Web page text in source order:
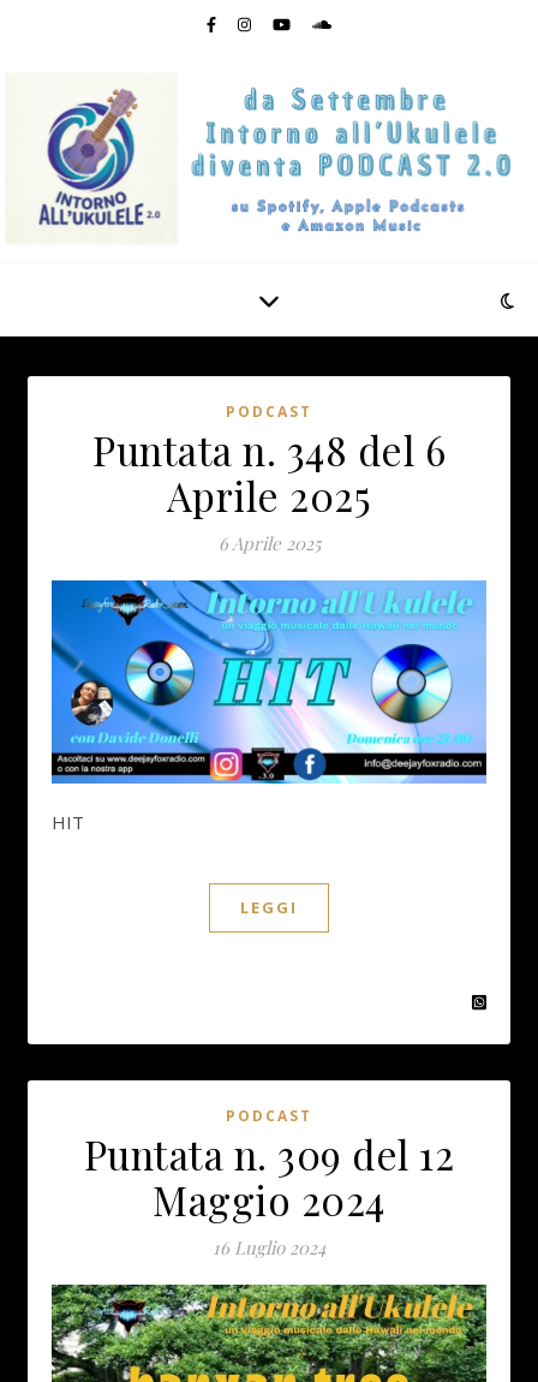
PODCAST
Puntata n. 348 del 6
Aprile 2025
6 Aprile 2025
HIT
LEGGI
PODCAST
Puntata n. 309 del 12
Maggio 2024
16 Luglio 2024